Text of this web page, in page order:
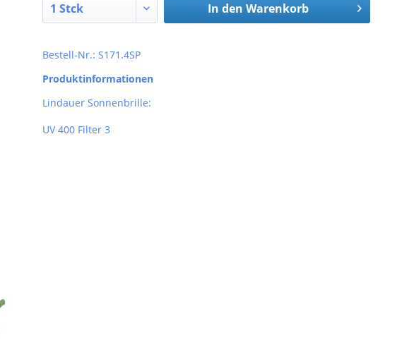
In den Warenkorb
Bestell-Nr.: S171.4SP
Produktinformationen
Lindauer Sonnenbrille:
UV 400 Filter 3